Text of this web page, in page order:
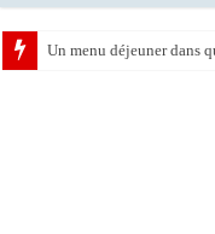
Un menu déjeuner dans